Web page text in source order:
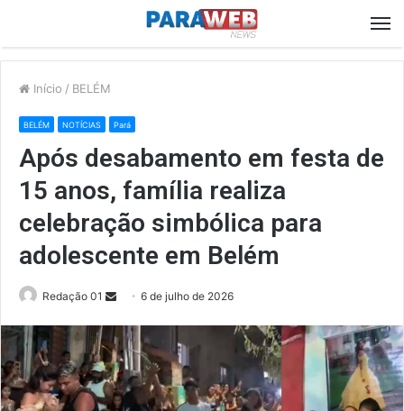
Início / BELÉM
BELÉM NOTÍCIAS Pará
Após desabamento em festa de
15 anos, família realiza
celebração simbólica para
adolescente em Belém
Redação 01
Send
email
6 de julho de 2026